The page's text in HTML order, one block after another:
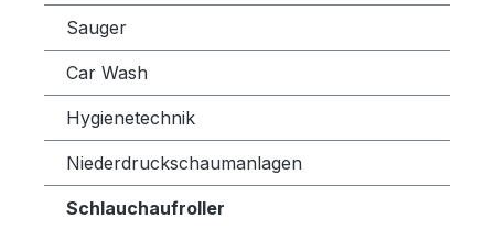
Sauger
Car Wash
Hygienetechnik
Niederdruckschaumanlagen
Schlauchaufroller